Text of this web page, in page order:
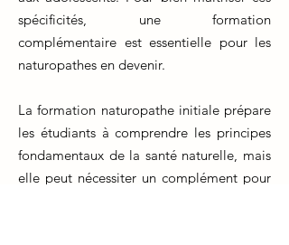
spécificités, une formation
complémentaire est essentielle pour les
naturopathes en devenir.
La formation naturopathe initiale prépare
les étudiants à comprendre les principes
fondamentaux de la santé naturelle, mais
elle peut nécessiter un complément pour